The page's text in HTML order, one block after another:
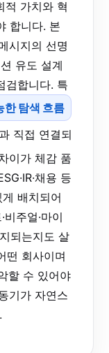
적 가치와 혁
합니다. 본
시지의 선명
유도 설계
검합니다. 특
한 탐색 흐름
직접 연결되
이가 체감 품
채용 등
배치되어
주얼·마이
되는지도 살
떤 회사이며
할 수 있어야
기가 자연스